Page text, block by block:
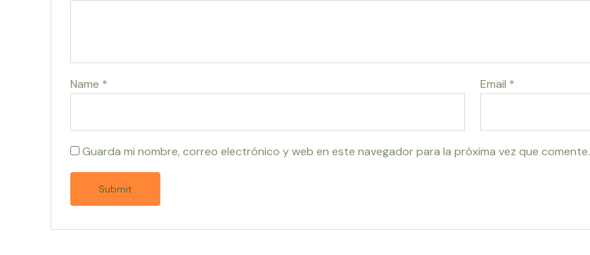
Name * Email *
Guarda mi nombre, correo electrónico y web en este navegador para la próxima vez que comente.